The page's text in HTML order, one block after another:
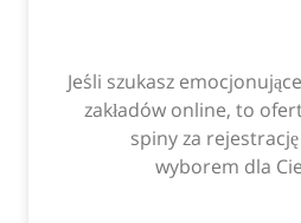
Jeśli szukasz
zakładów online, to
spiny za
wyborem dla